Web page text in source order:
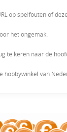
op spelfouten of
het ongemak.
te keren naar de
hobbywinkel van